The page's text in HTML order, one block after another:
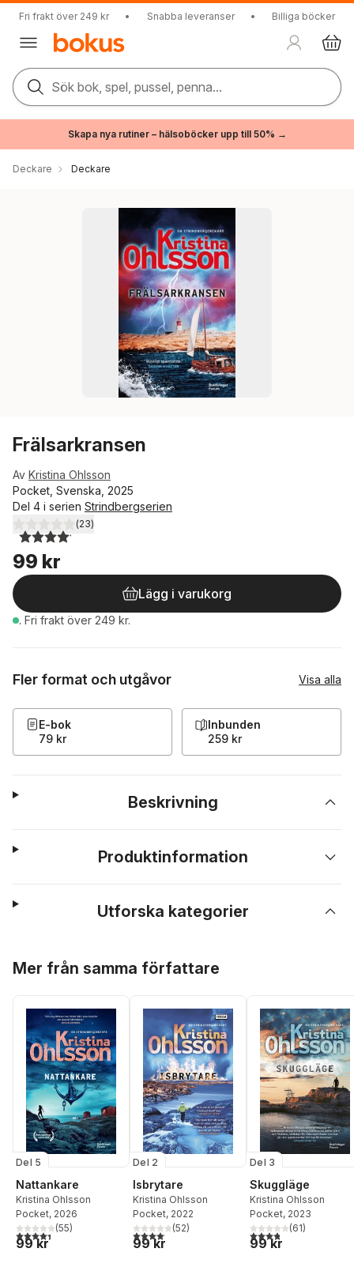
Fri frakt över 249 kr • Snabba leveranser • Billiga böcker
Sök bok, spel, pussel, penna...
Skapa nya rutiner – hälsoböcker upp till 50% →
Deckare Deckare
Frälsarkransen
Av Kristina Ohlsson
Pocket, Svenska, 2025
Del 4 i serien Strindbergserien
4,1utav 5 stjärnor. Totalt antal röster:
(23)
99 kr
Lägg i varukorg
. Fri frakt över 249 kr.
Fler format och utgåvor Visa alla
E-bok
79 kr
Inbunden
259 kr
Beskrivning
Produktinformation
Utforska kategorier
Mer från samma författare
Del 5
Nattankare
Kristina Ohlsson
Pocket, 2026
4,4utav 5 stjärnor. Totalt antal röster:
(55)
99 kr
Del 2
Isbrytare
Kristina Ohlsson
Pocket, 2022
4,1utav 5 stjärnor. Totalt antal röster:
(52)
99 kr
Del 3
Skuggläge
Kristina Ohlsson
Pocket, 2023
3,8utav 5 stjärnor.
(61)
99 kr